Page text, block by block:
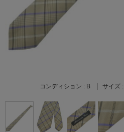
コンディション : B サイズ :